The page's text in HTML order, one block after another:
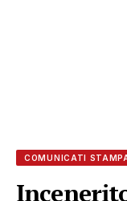
COMUNICATI